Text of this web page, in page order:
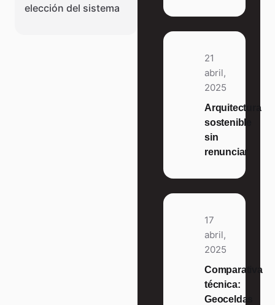
elección del sistema
21
abril,
2025
Arquitectura
sostenible
sin
renunciar
17
abril,
2025
Comparativa
técnica:
Geoceldas